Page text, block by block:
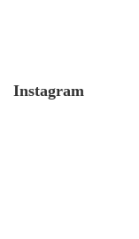
Instagram